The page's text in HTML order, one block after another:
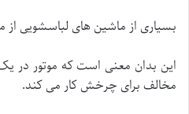
بسیاری از ماشین های لباسشویی از
این بدان معنی است که موتور
مخالف برای چرخش کار می کند.